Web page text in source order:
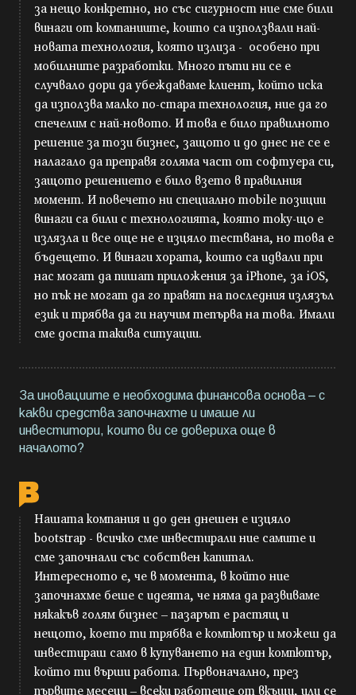
за нещо конкретно, но със сигурност ние сме били
винаги от компаниите, които са използвали най-
новата технология, която излиза - особено при
мобилните разработки. Много пъти ни се е
случвало дори да убеждаваме клиент, който иска
да използва малко по-стара технология, ние да го
спечелим с най-новото. И това е било правилното
решение за този бизнес, защото и до днес не се е
налагало да преправя голяма част от софтуера си,
защото решението е било взето в правилния
момент. И повечето ни специално mobile позиции
винаги са били с технологията, която току-що е
излязла и все още не е изцяло тествана, но това е
бъдещето. И винаги хората, които са идвали при
нас могат да пишат приложения за iPhone, за iOS,
но пък не могат да го правят на последния излязъл
език и трябва да ги научим тепърва на това. Имали
сме доста такива ситуации.
За иновациите е необходима финансова основа – с
какви средства започнахте и имаше ли
инвеститори, които ви се довериха още в
началото?
Нашата компания и до ден днешен е изцяло
bootstrap - всичко сме инвестирали ние самите и
сме започнали със собствен капитал.
Интересното е, че в момента, в който ние
започнахме беше с идеята, че няма да развиваме
някакъв голям бизнес – пазарът е растящ и
нещото, което ти трябва е компютър и можеш да
инвестираш само в купуването на един компютър,
който ти върши работа. Първоначално, през
първите месеци – всеки работеше от вкъщи, или се